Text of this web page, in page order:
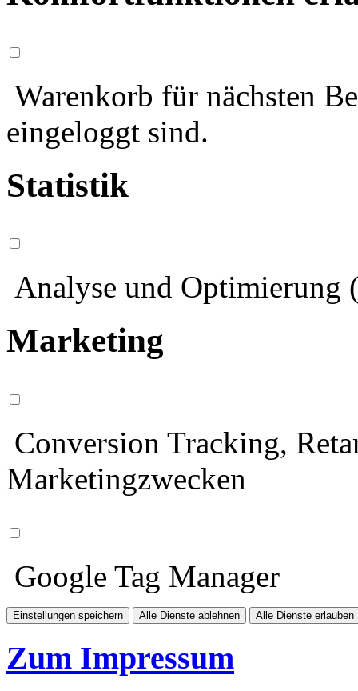
Warenkorb für nächsten
eingeloggt sind.
Statistik
Analyse und Optimierung
Marketing
Conversion Tracking,
Marketingzwecken
Google Tag Manager
Einstellungen speichern Alle Dienste ablehnen Alle Dienste erlauben
Zum Impressum